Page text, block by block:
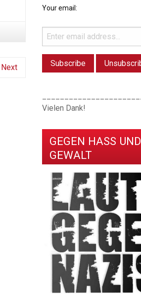
Next
Your email:
Vielen Dank!
GEGEN HASS UND
GEWALT